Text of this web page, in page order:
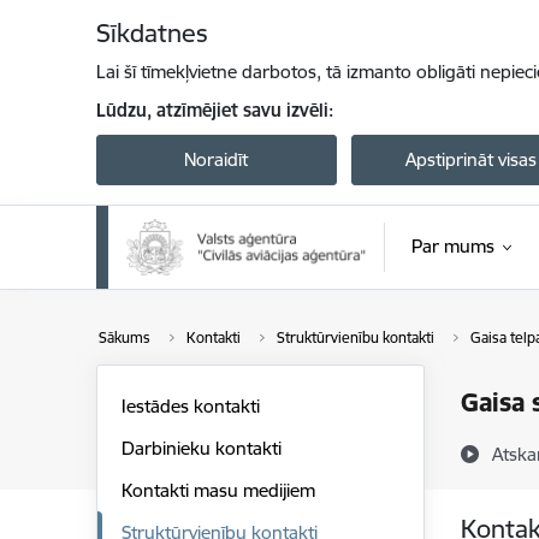
Sīkdatnes
Lai šī tīmekļvietne darbotos, tā izmanto obligāti
Lūdzu, atzīmējiet savu izvēli:
Noraidīt Apstiprināt visas
Par mums
Sākums Kontakti Struktūrvienību kontakti Gaisa
Gaisa
Iestādes kontakti
Darbinieku kontakti
Kontakti masu medijiem
Struktūrvienību kontakti